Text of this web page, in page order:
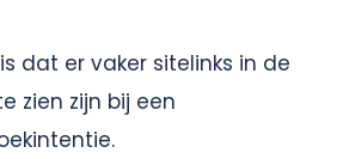
dat er vaker sitelinks in de
zien zijn bij een